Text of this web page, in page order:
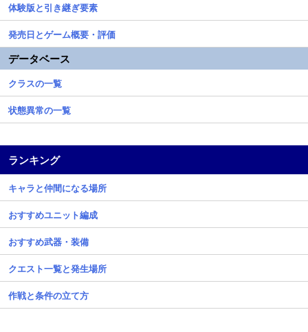
体験版と引き継ぎ要素
発売日とゲーム概要・評価
データベース
クラスの一覧
状態異常の一覧
ランキング
キャラと仲間になる場所
おすすめユニット編成
おすすめ武器・装備
クエスト一覧と発生場所
作戦と条件の立て方